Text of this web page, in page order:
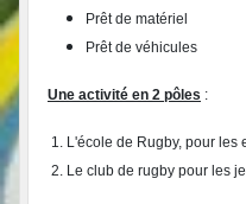
Prêt de matériel
Prêt de véhicules
Une activité en 2 pôles :
1. L'école de Rugby, pour les
2. Le club de rugby pour les